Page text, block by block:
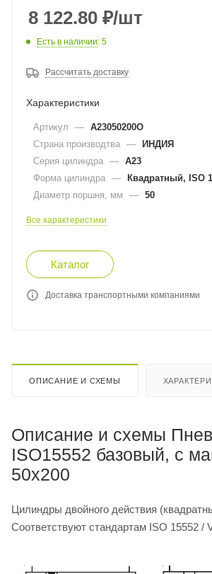
8 122.80 ₽/шт
Есть в наличии: 5
Рассчитать доставку
Характеристики
Артикул — A23050200O
Страна производтва — ИНДИЯ
Серия цилиндра — A23
Форма цилиндра — Квадратный, ISO
Диаметр поршня, мм
— 50
Все характеристики
Каталог
Доставка транспортными компаниями
ОПИСАНИЕ И СХЕМЫ
Описание и схемы
ISO15552 базовый, с
50x200
Цилиндры двойного действия
Соответствуют стандартам ISO 15552 /